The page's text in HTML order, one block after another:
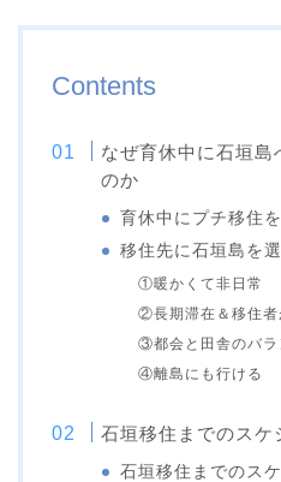
Contents
なぜ育休中に石垣島
のか
育休中にプチ移住
移住先に石垣島を
①暖かくて非日常
②長期滞在＆移住者
③都会と田舎のバラ
④離島にも行ける
石垣移住までのスケ
石垣移住までのス